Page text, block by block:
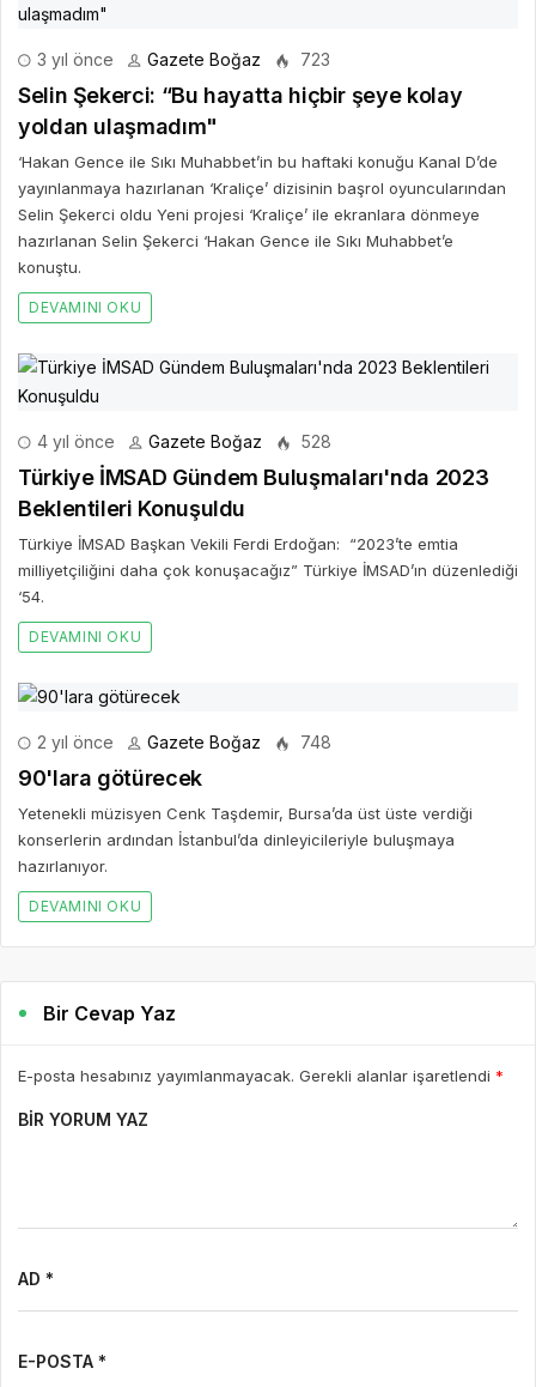
3 yıl önce Gazete Boğaz 723
Selin Şekerci: “Bu hayatta hiçbir şeye kolay
yoldan ulaşmadım"
‘Hakan Gence ile Sıkı Muhabbet’in bu haftaki konuğu Kanal D’de
yayınlanmaya hazırlanan ‘Kraliçe’ dizisinin başrol oyuncularından
Selin Şekerci oldu Yeni projesi ‘Kraliçe’ ile ekranlara dönmeye
hazırlanan Selin Şekerci ‘Hakan Gence ile Sıkı Muhabbet’e
konuştu.
DEVAMINI OKU
4 yıl önce Gazete Boğaz 528
Türkiye İMSAD Gündem Buluşmaları'nda 2023
Beklentileri Konuşuldu
Türkiye İMSAD Başkan Vekili Ferdi Erdoğan: “2023’te emtia
milliyetçiliğini daha çok konuşacağız” Türkiye İMSAD’ın düzenlediği
‘54.
DEVAMINI OKU
2 yıl önce Gazete Boğaz 748
90'lara götürecek
Yetenekli müzisyen Cenk Taşdemir, Bursa’da üst üste verdiği
konserlerin ardından İstanbul’da dinleyicileriyle buluşmaya
hazırlanıyor.
DEVAMINI OKU
Bir Cevap Yaz
E-posta hesabınız yayımlanmayacak. Gerekli alanlar işaretlendi *
BIR YORUM YAZ
AD *
E-POSTA *